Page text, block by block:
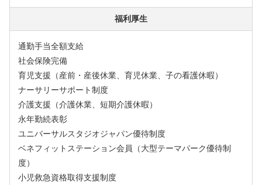
福利厚生
通勤手当全額支給
社会保険完備
育児支援（産前・産後休業、育児休業、子の看護休暇）
ナーサリーサポート制度
介護支援（介護休業、短期介護休暇）
永年勤続表彰
ユニバーサルスタジオジャパン優待制度
ベネフィットステーション会員（大型テーマパーク優待制
度）
小児救急資格取得支援制度